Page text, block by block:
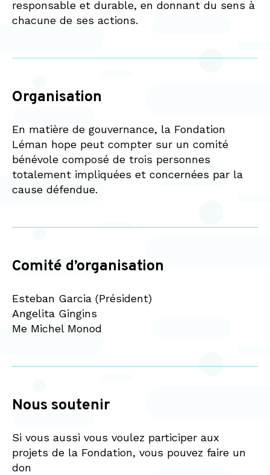
responsable et durable, en donnant du sens à
chacune de ses actions.
Organisation
En matière de gouvernance, la Fondation
Léman hope peut compter sur un comité
bénévole composé de trois personnes
totalement impliquées et concernées par la
cause défendue.
Comité d’organisation
Esteban Garcia (Président)
Angelita Gingins
Me Michel Monod
Nous soutenir
Si vous aussi vous voulez participer aux
projets de la Fondation, vous pouvez faire un
don